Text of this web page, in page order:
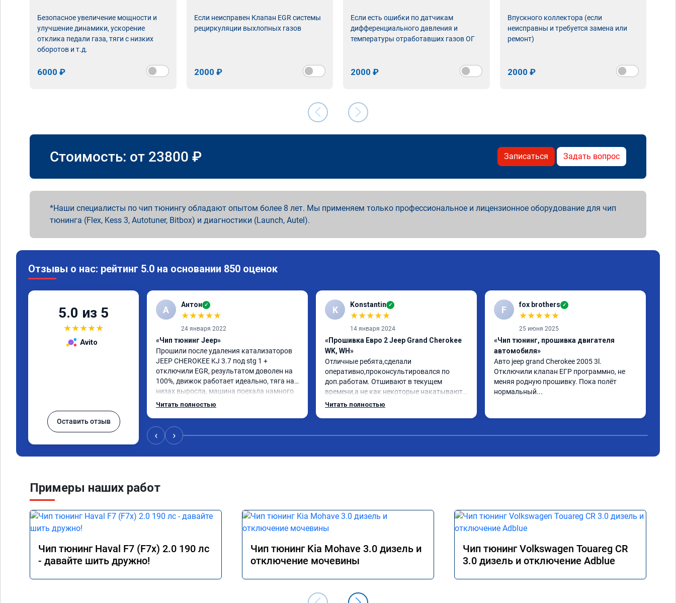
Безопасное увеличение мощности и
улучшение динамики, ускорение
отклика педали газа, тяги с низких
оборотов и т.д.
6000 ₽
Если неисправен Клапан EGR системы
рециркуляции выхлопных газов
2000 ₽
Если есть ошибки по датчикам
дифференциального давления и
температуры отработавших газов ОГ
2000 ₽
Впускного коллектора (если
неисправны и требуется замена или
ремонт)
2000 ₽
Стоимость: от 23800 ₽ Записаться Задать вопрос
Наши специалисты по чип тюнингу обладают опытом более 8 лет. Мы применяем только профессиональное и лицензионное оборудование для чип
тюнинга (Flex, Kess 3, Autotuner, Bitbox) и диагностики (Launch, Autel).
Отзывы о нас: рейтинг 5.0 на основании 850 оценок
5.0 из 5
★★★★★
Avito
Оставить отзыв
А Антон ✓
★★★★★
24 января 2022
«Чип тюнинг Jeep»
Прошили после удаления катализаторов
JEEP CHEROKEE KJ 3.7 под stg 1 +
отключили EGR, результатом доволен на
100%, движок работает идеально, тяга на
низах выросла, машина поехала намного
интереснее, расход топлива радует. Делал
Читать полностью
K Konstantin ✓
★★★★★
14 января 2024
«Прошивка Евро 2 Jeep Grand Cherokee
WK, WH»
Отличные ребята,сделали
оперативно,проконсультировался по
доп.работам. Отшивают в текущем
времени,а не как некоторые накатывают
непонятные прошивки из интернета,чем
Читать полностью
F fox brothers ✓
★★★★★
25 июня 2025
«Чип тюнинг, прошивка двигателя
автомобиля»
Авто jeep grand Cherokee 2005 3l.
Отключили клапан ЕГР программно, не
меняя родную прошивку. Пока полëт
нормальный...
‹ ›
Примеры наших работ
Чип тюнинг Haval F7 (F7x) 2.0 190 лс
- давайте шить дружно!
Чип тюнинг Kia Mohave 3.0 дизель и
отключение мочевины
Чип тюнинг Volkswagen Touareg CR
3.0 дизель и отключение Adblue